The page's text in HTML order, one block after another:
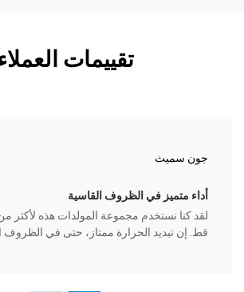
تقييمات
جون سميث
أداء متميز في الظروف القاسية
لقد كنا نستخدم مجموعة المولدات هذه لأكثر
قط. إن تبديد الحرارة ممتاز، حتى في